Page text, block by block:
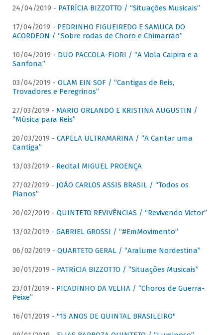
24/04/2019 - PATRÍCIA BIZZOTTO / “Situações Musicais”
17/04/2019 - PEDRINHO FIGUEIREDO E SAMUCA DO
ACORDEON / “Sobre rodas de Choro e Chimarrão”
10/04/2019 - DUO PACCOLA-FIORI / “A Viola Caipira e a
Sanfona”
03/04/2019 - OLAM EIN SOF / “Cantigas de Reis,
Trovadores e Peregrinos”
27/03/2019 - MARIO ORLANDO E KRISTINA AUGUSTIN /
“Música para Reis”
20/03/2019 - CAPELA ULTRAMARINA / “A Cantar uma
Cantiga”
13/03/2019 - Recital MIGUEL PROENÇA
27/02/2019 - JOÃO CARLOS ASSIS BRASIL / “Todos os
Pianos”
20/02/2019 - QUINTETO REVIVÊNCIAS / “Revivendo Victor”
13/02/2019 - GABRIEL GROSSI / “#EmMovimento”
06/02/2019 - QUARTETO GERAL / “Aralume Nordestina”
30/01/2019 - PATRíCIA BIZZOTTO / “Situações Musicais”
23/01/2019 - PICADINHO DA VELHA / “Choros de Guerra-
Peixe”
16/01/2019 - "15 ANOS DE QUINTAL BRASILEIRO"